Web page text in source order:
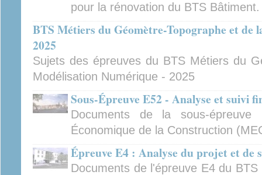
pour la rénovation du BTS Bâtiment.
BTS Métiers du Géomètre-Topographe et de
2025
Sujets des épreuves du BTS Métiers du
Modélisation Numérique - 2025
Sous-Épreuve E52 - Analyse et suivi
Documents de la sous-
Économique de la Construction
Épreuve E4 : Analyse du projet et de
Documents de l'épreuve E4 du